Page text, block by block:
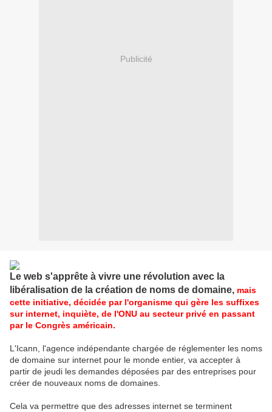
Publicité
Le web s'apprête à vivre une révolution avec la
libéralisation de la création de noms de domaine, mais
cette initiative, décidée par l'organisme qui gère les suffixes
sur internet, inquiète, de l'ONU au secteur privé en passant
par le Congrès américain.
L'Icann, l'agence indépendante chargée de réglementer les noms
de domaine sur internet pour le monde entier, va accepter à
partir de jeudi les demandes déposées par des entreprises pour
créer de nouveaux noms de domaines.
Cela va permettre que des adresses internet se terminent